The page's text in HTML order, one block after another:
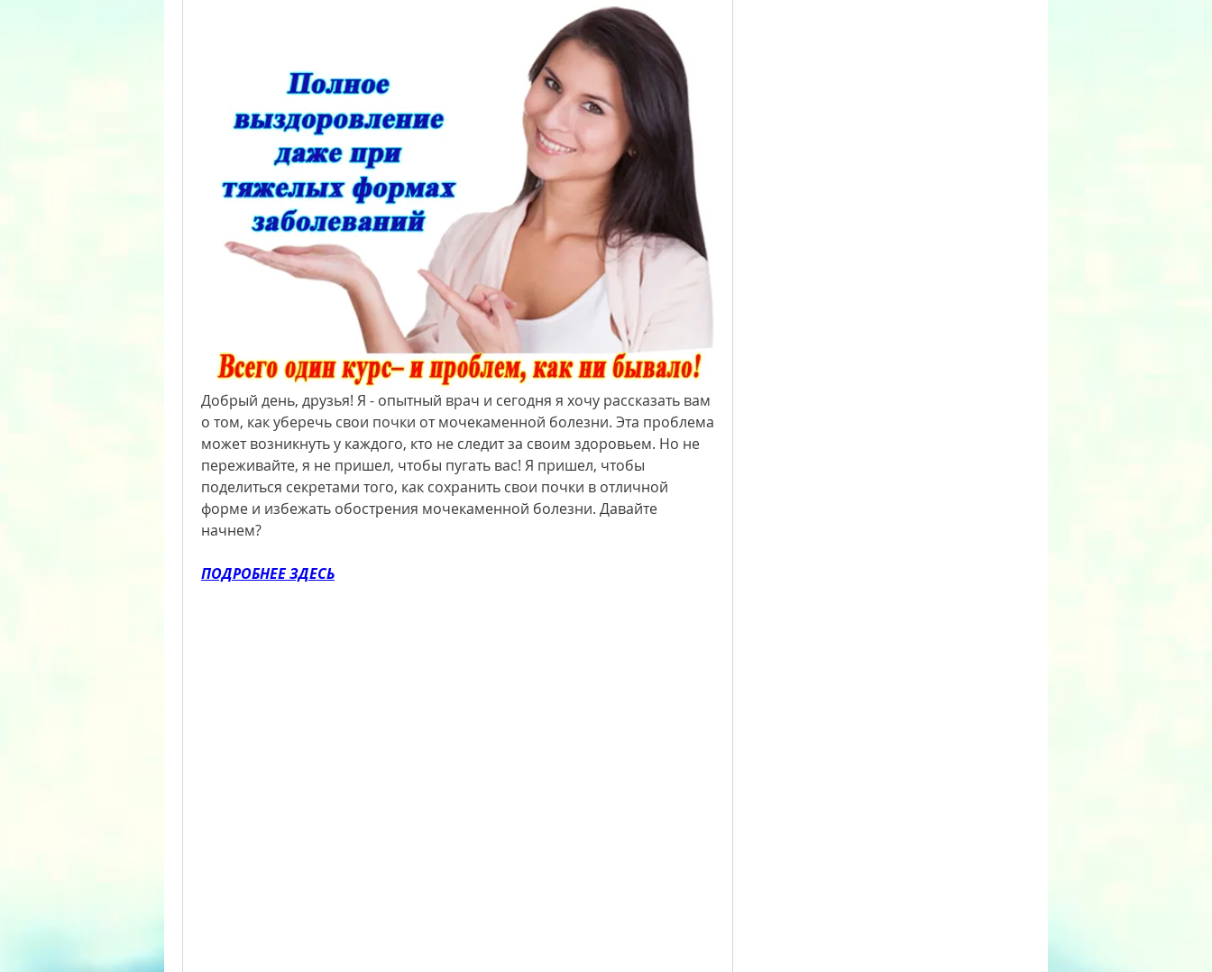
Добрый день, друзья! Я - опытный врач и сегодня я хочу рассказать вам
о том, как уберечь свои почки от мочекаменной болезни. Эта проблема
может возникнуть у каждого, кто не следит за своим здоровьем. Но не
переживайте, я не пришел, чтобы пугать вас! Я пришел, чтобы
поделиться секретами того, как сохранить свои почки в отличной
форме и избежать обострения мочекаменной болезни. Давайте
начнем?
ПОДРОБНЕЕ ЗДЕСЬ